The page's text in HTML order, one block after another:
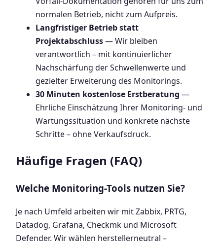
normalen Betrieb, nicht zum Aufpreis.
Langfristiger Betrieb statt
Projektabschluss— Wir bleiben
verantwortlich – mit kontinuierlicher
Nachschärfung der Schwellenwerte und
gezielter Erweiterung des Monitorings.
30 Minuten kostenlose Erstberatung —
Ehrliche Einschätzung Ihrer Monitoring- und
Wartungssituation und konkrete nächste
Schritte – ohne Verkaufsdruck.
Häufige Fragen (FAQ)
Welche Monitoring-Tools nutzen Sie?
Je nach Umfeld arbeiten wir mit Zabbix, PRTG,
Datadog, Grafana, Checkmk und Microsoft
Defender. Wir wählen herstellerneutral –